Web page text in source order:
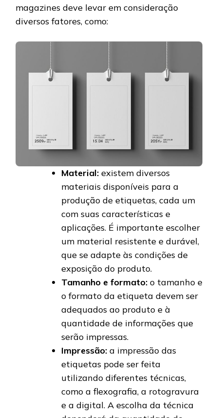
magazines deve levar em consideração
diversos fatores, como:
Material: existem diversos
materiais disponíveis para a
produção de etiquetas, cada um
com suas características e
aplicações. É importante escolher
um material resistente e durável,
que se adapte às condições de
exposição do produto.
Tamanho e formato: o tamanho e
o formato da etiqueta devem ser
adequados ao produto e à
quantidade de informações que
serão impressas.
Impressão: a impressão das
etiquetas pode ser feita
utilizando diferentes técnicas,
como a flexografia, a rotogravura
e a digital. A escolha da técnica